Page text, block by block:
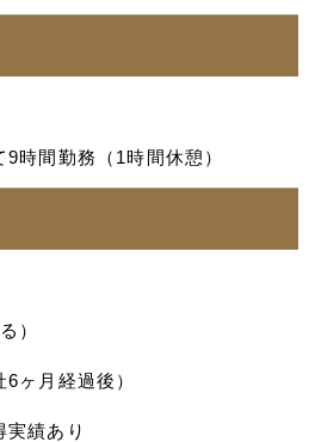
時間勤務（1時間休憩）
）
ヶ月経過後）
績あり